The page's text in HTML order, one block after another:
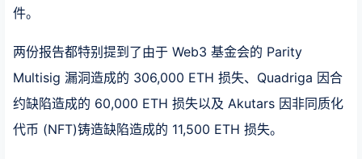
件。
两份报告都特别提到了由于 Web3 基金会的 Parity
Multisig 漏洞造成的 306,000 ETH 损失、Quadriga 因合
约缺陷造成的 60,000 ETH 损失以及 Akutars 因非同质化
代币 (NFT)铸造缺陷造成的 11,500 ETH 损失。